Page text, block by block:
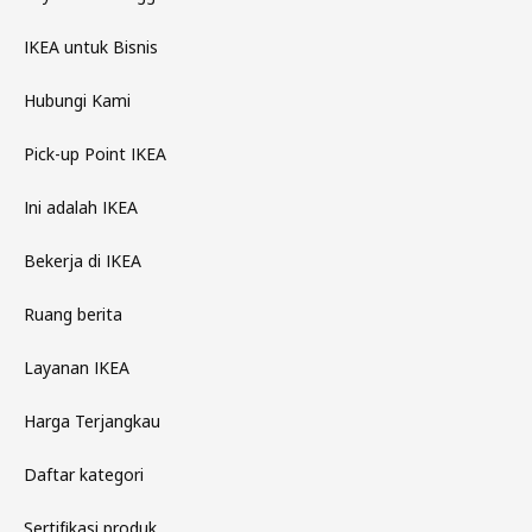
IKEA untuk Bisnis
Hubungi Kami
Pick-up Point IKEA
Ini adalah IKEA
Bekerja di IKEA
Ruang berita
Layanan IKEA
Harga Terjangkau
Daftar kategori